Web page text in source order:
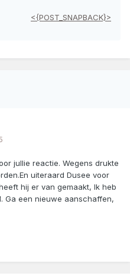
<{POST_SNAPBACK}>
jullie reactie. Wegens drukte
uiteraard Dusee voor
hij er van gemaakt, Ik heb
Ga een nieuwe aanschaffen,